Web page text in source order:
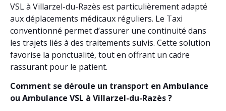
VSL à Villarzel-du-Razès est particulièrement adapté
aux déplacements médicaux réguliers. Le Taxi
conventionné permet d’assurer une continuité dans
les trajets liés à des traitements suivis. Cette solution
favorise la ponctualité, tout en offrant un cadre
rassurant pour le patient.
Comment se déroule un transport en Ambulance
ou Ambulance VSL à Villarzel-du-Razès ?